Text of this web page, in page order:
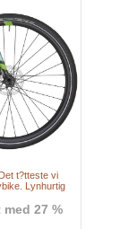
t?tteste vi
Lynhurtig
27 %